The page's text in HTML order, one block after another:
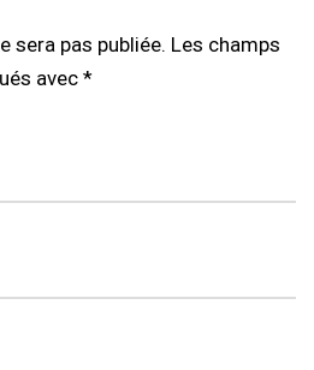
sera pas publiée. Les champs
avec *